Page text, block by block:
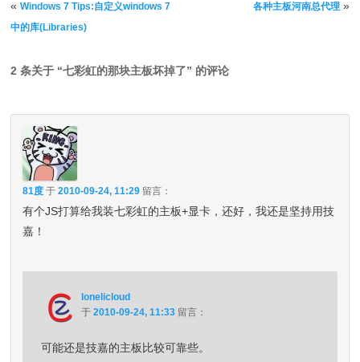
文章导航
«Windows 7 Tips:自定义windows 7
中的库(Libraries)
各种主板河南总代理»
2 条关于 “七彩虹的那块主板坏掉了” 的评论
81度 于2010-09-24, 11:29 留言：
有个JS打算给我装七彩虹的主板+显卡，还好，我还是坚持用技
嘉！
lonelicloud
于2010-09-24, 11:33 留言：
可能还是技嘉的主板比较可靠些。